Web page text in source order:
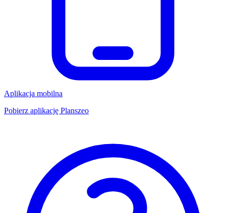
Aplikacja mobilna
Pobierz aplikację Planszeo